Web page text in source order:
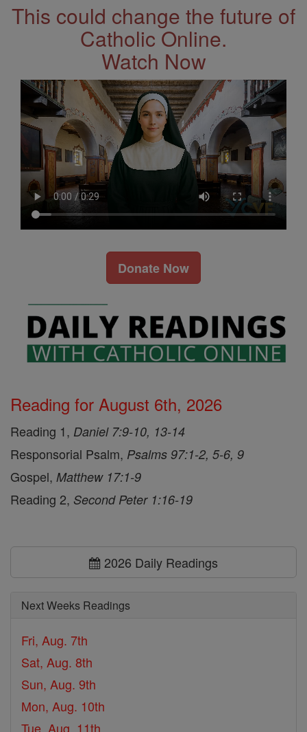
This could change the future of
Catholic Online.
Watch Now
Donate Now
Reading for August 6th, 2026
Reading 1, Daniel 7:9-10, 13-14
Responsorial Psalm, Psalms 97:1-2, 5-6, 9
Gospel, Matthew 17:1-9
Reading 2, Second Peter 1:16-19
2026 Daily Readings
Next Weeks Readings
Fri, Aug. 7th
Sat, Aug. 8th
Sun, Aug. 9th
Mon, Aug. 10th
Tue, Aug. 11th